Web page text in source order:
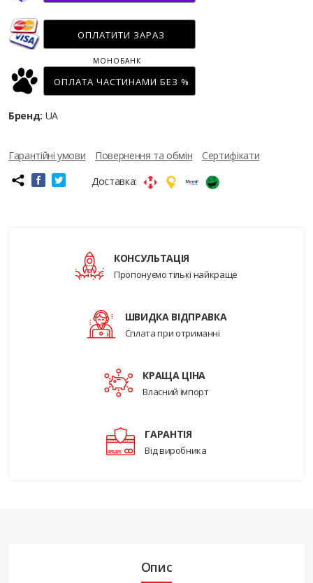
ОПЛАТИТИ ЗАРАЗ
ОПЛАТА ЧАСТИНАМИ БЕЗ %
МОНОБАНК
Бренд: UA
Гарантійні умови Повернення та обмін
Сертифікати
Доставка:
КОНСУЛЬТАЦІЯ
Пропонуємо тількі найкраще
ШВИДКА ВІДПРАВКА
Сплата при отриманні
КРАЩА ЦІНА
Власний імпорт
ГАРАНТІЯ
Від виробника
Опис